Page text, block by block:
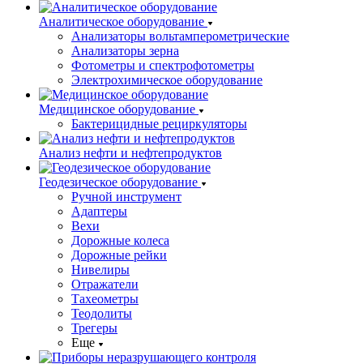
Аналитическое оборудование
Анализаторы вольтамперометрические
Анализаторы зерна
Фотометры и спектрофотометры
Электрохимическое оборудование
Медицинское оборудование
Бактерицидные рециркуляторы
Анализ нефти и нефтепродуктов
Геодезическое оборудование
Ручной инструмент
Адаптеры
Вехи
Дорожные колеса
Дорожные рейки
Нивелиры
Отражатели
Тахеометры
Теодолиты
Трегеры
Еще